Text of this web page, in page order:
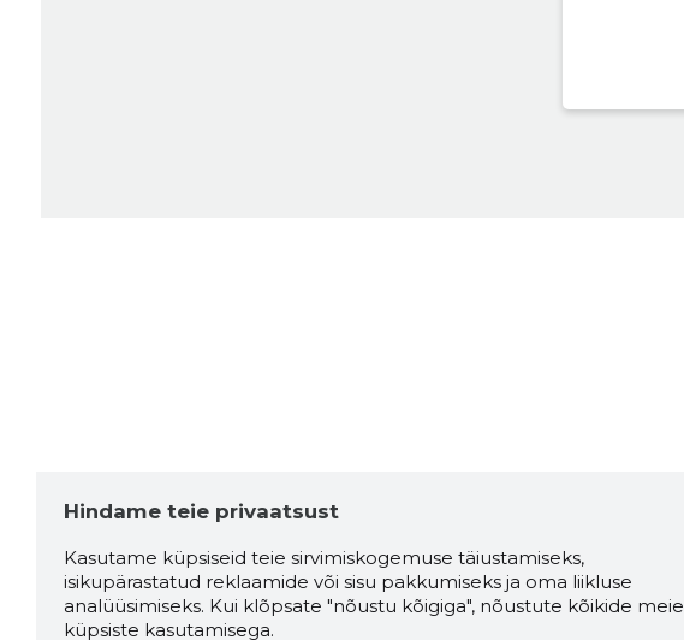
Hindame teie privaatsust
Kasutame küpsiseid teie sirvimiskogemuse täiustamiseks,
isikupärastatud reklaamide või sisu pakkumiseks ja oma liikluse
analüüsimiseks. Kui klõpsate "nõustu kõigiga", nõustute kõikide meie
küpsiste kasutamisega.